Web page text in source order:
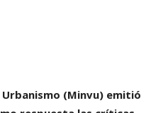
(Minvu) emitió